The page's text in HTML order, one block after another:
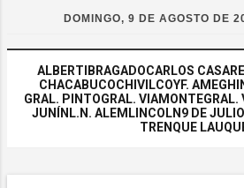
DOMINGO, 9 DE AGOSTO DE
ALBERTI BRAGADOCARLOS
CHACABUCOCHIVILCOYF.
GRAL. PINTOGRAL. VIAMONTEGRAL.
JUNÍN L.N. ALEM LINCOLN 9 DE JULIO
TRENQUE